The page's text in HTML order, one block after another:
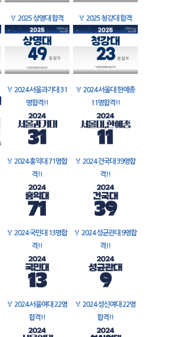
🏅 2025 상명대 합격 🏅 2025 청강대 합격
🏅 2024 서울과기대 31
명합격!!
🏅 2024 서울대 한예종
11명합격!!
🏅 2024 홍익대 71명합
격!!
🏅 2024 건국대 39명합
격!!
🏅 2024 국민대 13명합
격!!
🏅 2024 성균관대 9명합
격!!
🏅 2024 서울여대 22명
합격!!
🏅 2024 성신여대 22명
합격!!